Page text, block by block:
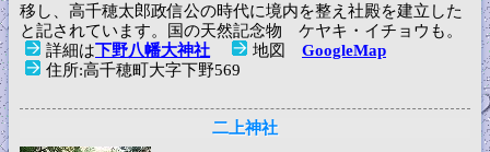
移し、高千穂太郎政信公の時代に境内を整え社殿を建立した
と記されています。国の天然記念物 ケヤキ・イチョウも。
詳細は下野八幡大神社 地図 GoogleMap
住所:高千穂町大字下野569
二上神社